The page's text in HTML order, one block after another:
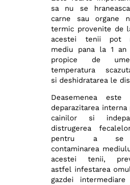
sa nu se
carne sau organe
termic provenite de
acestei tenii pot
mediu pana la 1
propice de
temperatura
si deshidratarea le
Deasemenea este
deparazitarea interna
cainilor si
distrugerea
pentru a se
contaminarea
acestei tenii,
astfel infestarea
gazdei